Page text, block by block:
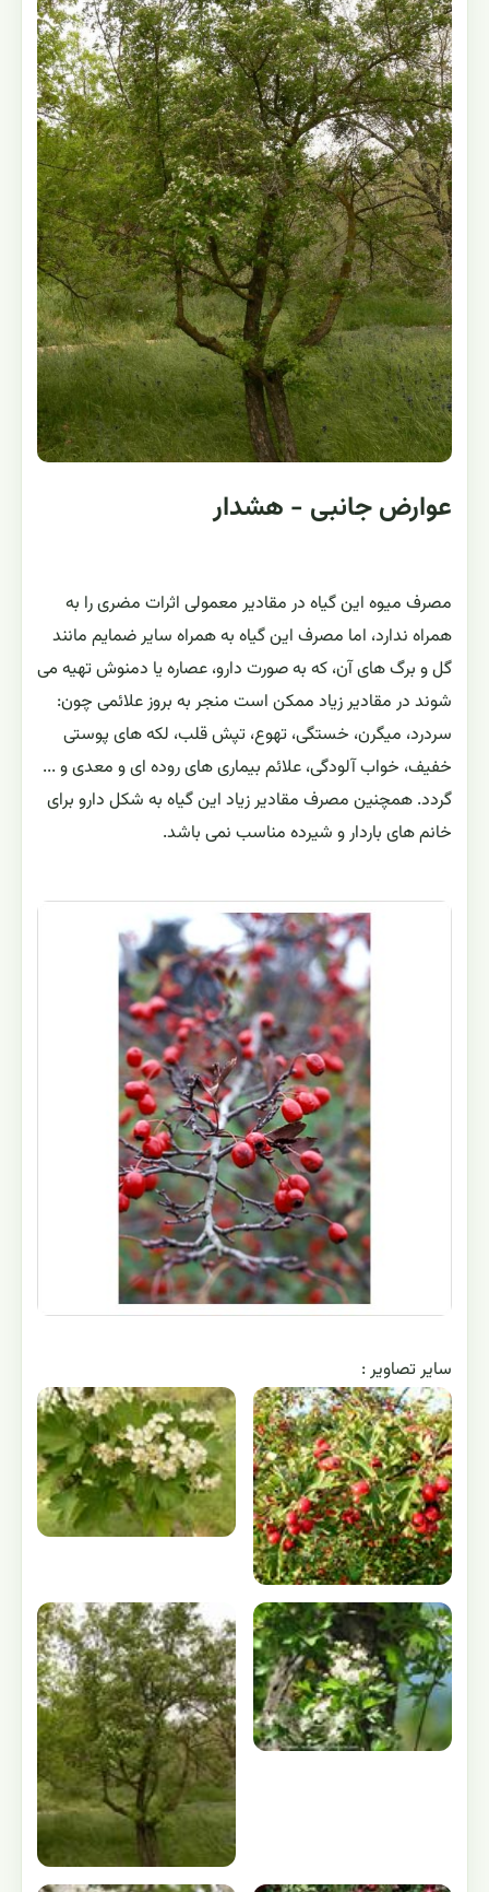
عوارض جانبی - هشدار
مصرف میوه این گیاه در مقادیر معمولی اثرات مضری را به
همراه ندارد، اما مصرف این گیاه به همراه سایر ضمایم مانند
گل و برگ های آن، که به صورت دارو، عصاره یا دمنوش تهیه می
شوند در مقادیر زیاد ممکن است منجر به بروز علائمی چون:
سردرد، میگرن، خستگی، تهوع، تپش قلب، لکه های پوستی
خفیف، خواب آلودگی، علائم بیماری های روده ای و معدی و ...
گردد. همچنین مصرف مقادیر زیاد این گیاه به شکل دارو برای
خانم های باردار و شیرده مناسب نمی باشد.
ساير تصاوير :